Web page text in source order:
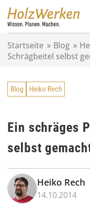
Startseite » Blog »
Schrägbeitel selbst
Blog Heiko Rech
Ein schräges
selbst
Heiko Rech
14.10.2014